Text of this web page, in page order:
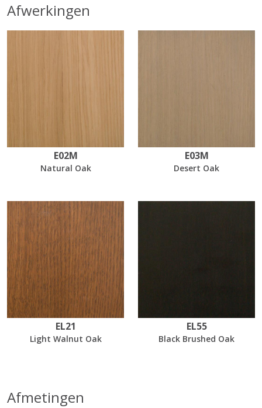
Afwerkingen
E02M
Natural Oak
E03M
Desert Oak
EL21
Light Walnut Oak
EL55
Black Brushed Oak
Afmetingen